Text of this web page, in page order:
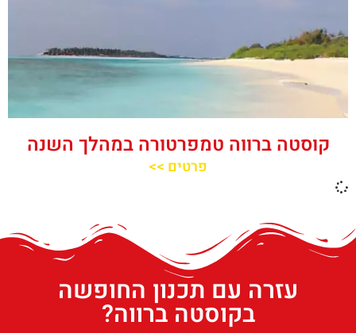
קוסטה ברווה טמפרטורה במהלך השנה
פרטים >>
עזרה עם תכנון החופשה
בקוסטה ברווה?